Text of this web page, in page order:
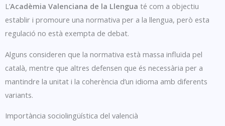
L’Acadèmia Valenciana de la Llengua té com a objectiu
establir i promoure una normativa per a la llengua, però esta
regulació no està exempta de debat.
Alguns consideren que la normativa està massa influïda pel
català, mentre que altres defensen que és necessària per a
mantindre la unitat i la coherència d’un idioma amb diferents
variants.
Importància sociolingüística del valencià